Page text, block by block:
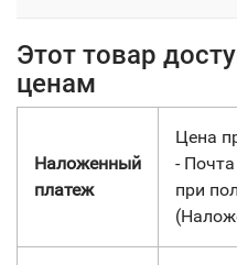
Этот товар
ценам
Наложенный
платеж
Цена
-
при